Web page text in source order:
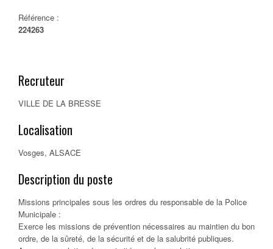
Référence :
224263
Recruteur
VILLE DE LA BRESSE
Localisation
Vosges, ALSACE
Description du poste
Missions principales sous les ordres du responsable de la Police
Municipale :
Exerce les missions de prévention nécessaires au maintien du bon
ordre, de la sûreté, de la sécurité et de la salubrité publiques.